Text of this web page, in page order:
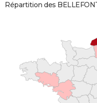
Répartition des